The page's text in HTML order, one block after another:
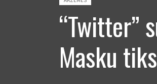
“Twitter”
Masku